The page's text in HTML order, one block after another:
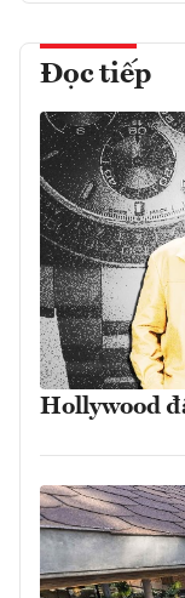
Đọc tiếp
Hollywood